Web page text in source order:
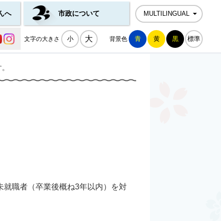
へ 市政について MULTILINGUAL
文字の大きさ 小 大 背景色 青 黄 黒 標準
職者（卒業後概ね3年以内）を対